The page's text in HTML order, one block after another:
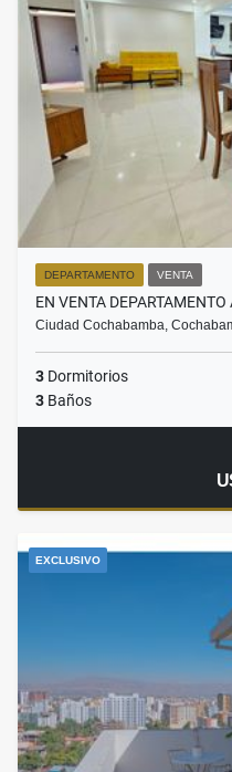
DEPARTAMENTO VENTA
EN VENTA
Ciudad Cochabamba,
3 Dormitorios
3 Baños
EXCLUSIVO